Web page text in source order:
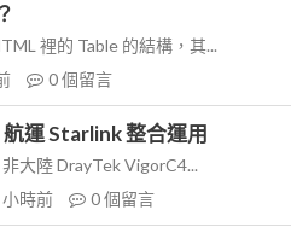
裡的 Table 的結構，其...
0個留言
運 Starlink 整合運用
大陸 DrayTek VigorC4...
小時前 0個留言